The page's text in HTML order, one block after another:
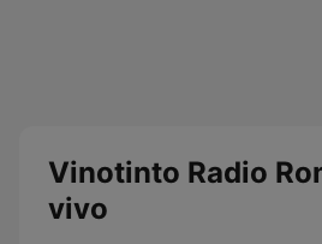
Vinotinto Radio
vivo